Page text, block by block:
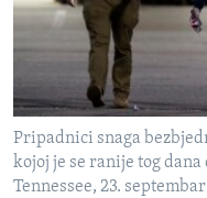
MAGAZIN
O GLASU AMERIKE
Learning English
PRATITE NAS
Pripadnici snaga
kojoj je se ranije tog
Tennessee, 23. septembar